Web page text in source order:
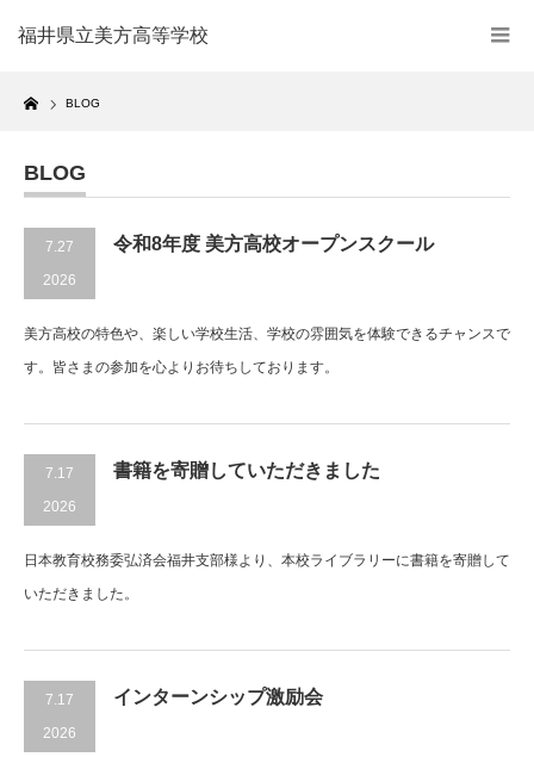
福井県立美方高等学校
Home
BLOG
BLOG
7.27
2026
令和8年度 美方高校オープンスクール
美方高校の特色や、楽しい学校生活、学校の雰囲気を体験できるチャンスで
す。皆さまの参加を心よりお待ちしております。
7.17
2026
書籍を寄贈していただきました
日本教育校務委弘済会福井支部様より、本校ライブラリーに書籍を寄贈して
いただきました。
7.17
2026
インターンシップ激励会